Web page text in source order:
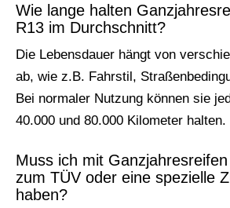
Wie lange halten
R13 im Durchschnitt?
Die Lebensdauer hängt von
ab, wie z.B. Fahrstil,
Bei normaler Nutzung können sie
40.000 und 80.000 Kilometer halten.
Muss ich mit
zum TÜV oder eine spezielle
haben?